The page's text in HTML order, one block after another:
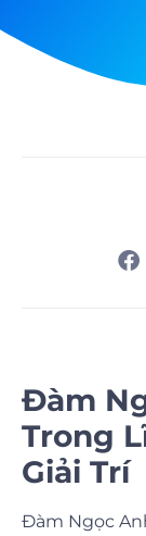
Đàm
Trong
Giải Trí
Đàm Ngọc